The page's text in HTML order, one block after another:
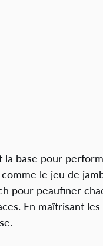
la base pour
le jeu de
pour peaufiner
En maîtrisant les